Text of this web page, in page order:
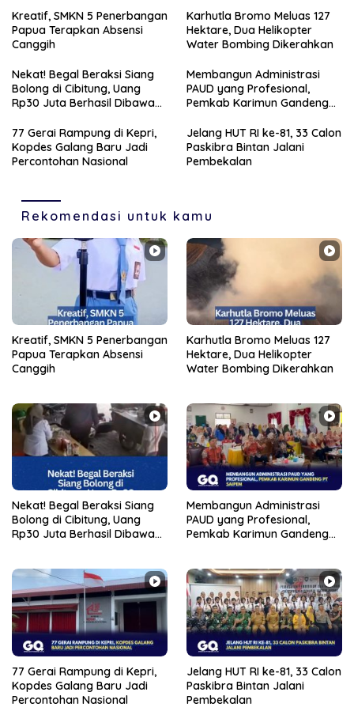
Kreatif, SMKN 5 Penerbangan
Papua Terapkan Absensi
Canggih
Karhutla Bromo Meluas 127
Hektare, Dua Helikopter
Water Bombing Dikerahkan
Nekat! Begal Beraksi Siang
Bolong di Cibitung, Uang
Rp30 Juta Berhasil Dibawa
Membangun Administrasi
PAUD yang Profesional,
Pemkab Karimun Gandeng
77 Gerai Rampung di Kepri,
Kopdes Galang Baru Jadi
Percontohan Nasional
Jelang HUT RI ke-81, 33 Calon
Paskibra Bintan Jalani
Pembekalan
Rekomendasi untuk kamu
Kreatif, SMKN 5 Penerbangan
Papua Terapkan Absensi
Canggih
Karhutla Bromo Meluas 127
Hektare, Dua Helikopter
Water Bombing Dikerahkan
Nekat! Begal Beraksi Siang
Bolong di Cibitung, Uang
Rp30 Juta Berhasil Dibawa
Membangun Administrasi
PAUD yang Profesional,
Pemkab Karimun Gandeng
77 Gerai Rampung di Kepri,
Kopdes Galang Baru Jadi
Percontohan Nasional
Jelang HUT RI ke-81, 33 Calon
Paskibra Bintan Jalani
Pembekalan